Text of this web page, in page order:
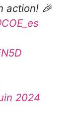
action! 🎉
2024